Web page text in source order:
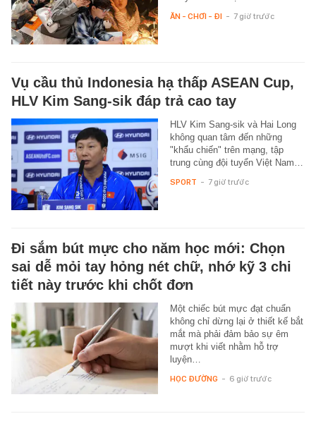
ĂN - CHƠI - ĐI - 7 giờ trước
Vụ cầu thủ Indonesia hạ thấp ASEAN Cup,
HLV Kim Sang-sik đáp trả cao tay
HLV Kim Sang-sik và Hai Long
không quan tâm đến những
"khẩu chiến" trên mạng, tập
trung cùng đội tuyển Việt Nam…
SPORT - 7 giờ trước
Đi sắm bút mực cho năm học mới: Chọn
sai dễ mỏi tay hỏng nét chữ, nhớ kỹ 3 chi
tiết này trước khi chốt đơn
Một chiếc bút mực đạt chuẩn
không chỉ dừng lại ở thiết kế bắt
mắt mà phải đảm bảo sự êm
mượt khi viết nhằm hỗ trợ
luyện…
HỌC ĐƯỜNG - 6 giờ trước